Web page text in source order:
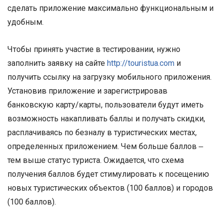
сделать приложение максимально функциональным и
удобным.
Чтобы принять участие в тестировании, нужно
заполнить заявку на сайте http://touristua.com и
получить ссылку на загрузку мобильного приложения.
Установив приложение и зарегистрировав
банковскую карту/карты, пользователи будут иметь
возможность накапливать баллы и получать скидки,
расплачиваясь по безналу в туристических местах,
определенных приложением. Чем больше баллов ‒
тем выше статус туриста. Ожидается, что схема
получения баллов будет стимулировать к посещению
новых туристических объектов (100 баллов) и городов
(100 баллов).